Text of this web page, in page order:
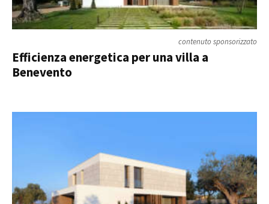
contenuto sponsorizzato
Efficienza energetica per una villa a
Benevento